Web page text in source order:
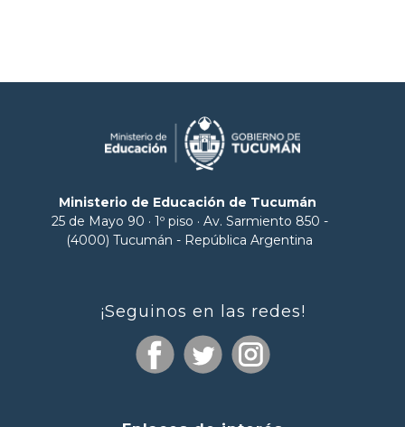
Ministerio de Educación de Tucumán
25 de Mayo 90 · 1º piso · Av. Sarmiento 850 -
(4000) Tucumán - República Argentina
¡Seguinos en las redes!